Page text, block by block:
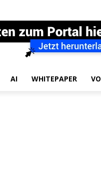
AI WHITEPAPER